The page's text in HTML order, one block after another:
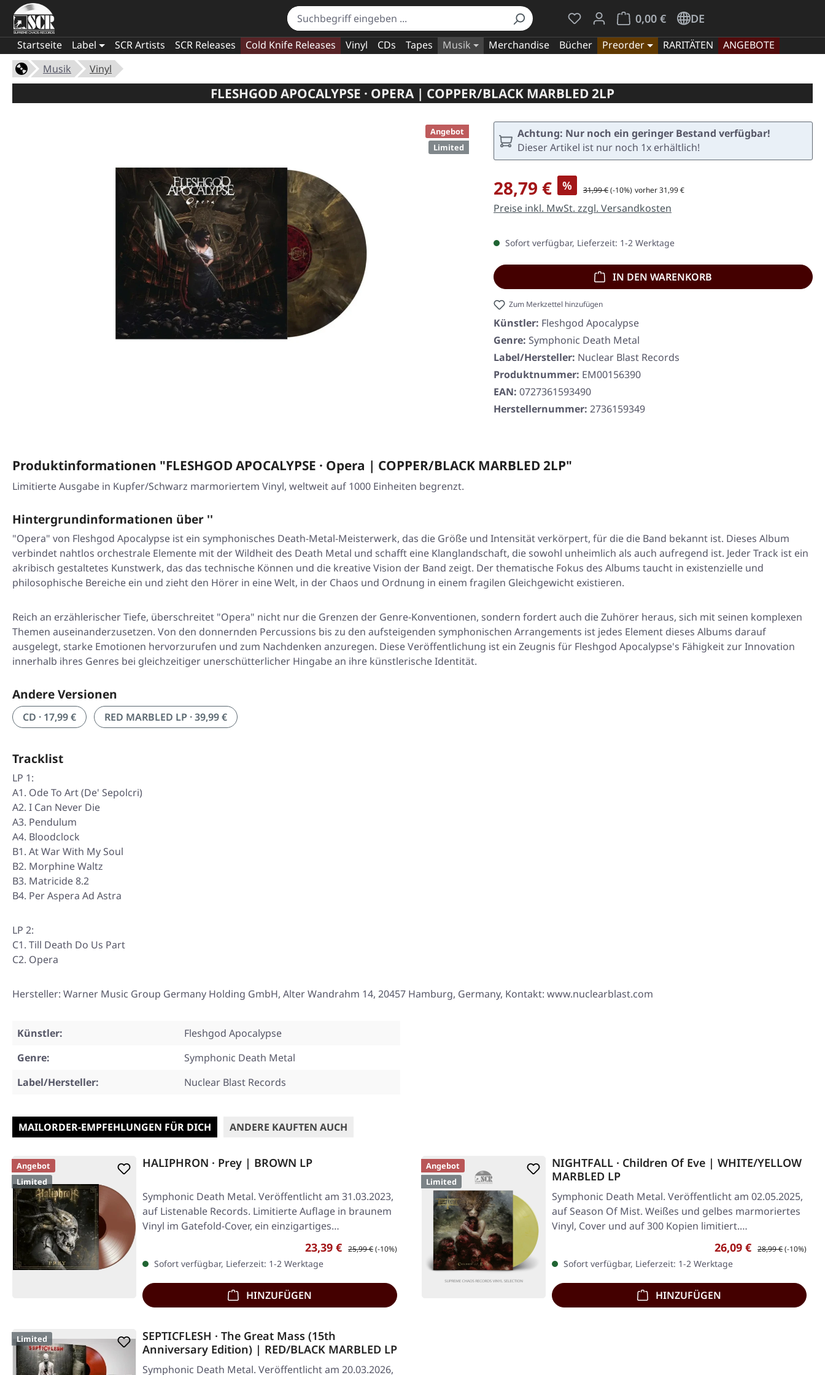
Du hast 0 Produkte auf dem Merkzettel
0,00 €
Warenkorb enthält 0 Positionen. Der
DE
Startseite Label SCR Artists SCR Releases Cold Knife Releases Vinyl CDs Tapes Musik Merchandise Bücher Preorder RARITÄTEN
ANGEBOTE
Musik
Vinyl
FLESHGOD APOCALYPSE · OPERA | COPPER/BLACK MARBLED 2LP
Angebot
Limited
Achtung: Nur noch ein geringer Bestand verfügbar!
Dieser Artikel ist nur noch 1x erhältlich!
Verkaufspreis:
28,79 € % Regulärer Preis:
31,99 €(-10%) vorher 31,99 €
Preise inkl. MwSt. zzgl. Versandkosten
Sofort verfügbar, Lieferzeit: 1-2 Werktage
IN DEN WARENKORB
Zum Merkzettel hinzufügen
Künstler: Fleshgod Apocalypse
Genre: Symphonic Death Metal
Label/Hersteller: Nuclear Blast Records
Produktnummer: EM00156390
EAN: 0727361593490
Herstellernummer: 2736159349
Produktinformationen "FLESHGOD APOCALYPSE · Opera | COPPER/BLACK MARBLED 2LP"
Limitierte Ausgabe in Kupfer/Schwarz marmoriertem Vinyl, weltweit auf 1000 Einheiten begrenzt.
Hintergrundinformationen über ''
"Opera" von Fleshgod Apocalypse ist ein symphonisches Death-Metal-Meisterwerk, das die Größe und Intensität verkörpert, für die die Band bekannt ist. Dieses Album
verbindet nahtlos orchestrale Elemente mit der Wildheit des Death Metal und schafft eine Klanglandschaft, die sowohl unheimlich als auch aufregend ist. Jeder Track ist ein
akribisch gestaltetes Kunstwerk, das das technische Können und die kreative Vision der Band zeigt. Der thematische Fokus des Albums taucht in existenzielle und
philosophische Bereiche ein und zieht den Hörer in eine Welt, in der Chaos und Ordnung in einem fragilen Gleichgewicht existieren.
Reich an erzählerischer Tiefe, überschreitet "Opera" nicht nur die Grenzen der Genre-Konventionen, sondern fordert auch die Zuhörer heraus, sich mit seinen komplexen
Themen auseinanderzusetzen. Von den donnernden Percussions bis zu den aufsteigenden symphonischen Arrangements ist jedes Element dieses Albums darauf
ausgelegt, starke Emotionen hervorzurufen und zum Nachdenken anzuregen. Diese Veröffentlichung ist ein Zeugnis für Fleshgod Apocalypse's Fähigkeit zur Innovation
innerhalb ihres Genres bei gleichzeitiger unerschütterlicher Hingabe an ihre künstlerische Identität.
Andere Versionen
CD · 17,99 € RED MARBLED LP · 39,99 €
Tracklist
LP 1:
A1. Ode To Art (De' Sepolcri)
A2. I Can Never Die
A3. Pendulum
A4. Bloodclock
B1. At War With My Soul
B2. Morphine Waltz
B3. Matricide 8.2
B4. Per Aspera Ad Astra
LP 2:
C1. Till Death Do Us Part
C2. Opera
Hersteller: Warner Music Group Germany Holding GmbH, Alter Wandrahm 14, 20457 Hamburg, Germany, Kontakt: www.nuclearblast.com
Künstler:
Fleshgod Apocalypse
Genre:
Symphonic Death Metal
Label/Hersteller:
Nuclear Blast Records
MAILORDER-EMPFEHLUNGEN FÜR DICH ANDERE KAUFTEN AUCH
Angebot
Limited
HALIPHRON · Prey | BROWN LP
Symphonic Death Metal. Veröffentlicht am 31.03.2023,
auf Listenable Records. Limitierte Auflage in braunem
Vinyl im Gatefold-Cover, ein einzigartiges…
Verkaufspreis:
23,39 € Regulärer Preis:
25,99 €(-10%)
Sofort verfügbar, Lieferzeit: 1-2 Werktage
HINZUFÜGEN
Angebot
Limited
NIGHTFALL · Children Of Eve | WHITE/YELLOW
MARBLED LP
Symphonic Death Metal. Veröffentlicht am 02.05.2025,
auf Season Of Mist. Weißes und gelbes marmoriertes
Vinyl, Cover und auf 300 Kopien limitiert.…
Verkaufspreis:
26,09 € Regulärer Preis:
28,99 €(-10%)
Sofort verfügbar, Lieferzeit: 1-2 Werktage
HINZUFÜGEN
Limited
SEPTICFLESH · The Great Mass (15th
Anniversary Edition) | RED/BLACK MARBLED LP
Symphonic Death Metal. Veröffentlicht am 20.03.2026,